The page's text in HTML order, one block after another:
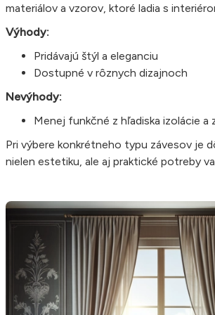
materiálov a vzorov, ktoré ladia s
Výhody:
Pridávajú štýl a eleganciu
Dostupné v rôznych dizajnoch
Nevýhody:
Menej funkčné z hľadiska izolácie a
Pri výbere konkrétneho typu závesov je
nielen estetiku, ale aj praktické potreby